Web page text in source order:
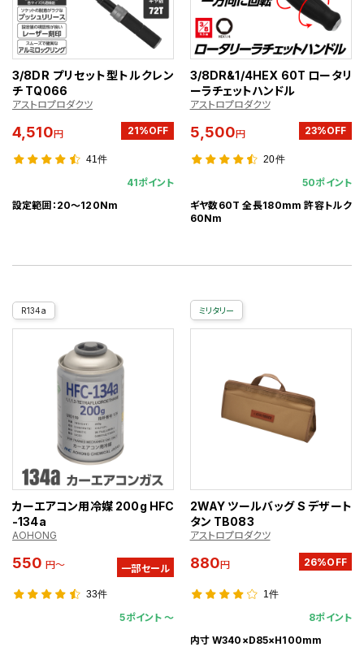
3/8DR プリセット型トルクレン
チ TQ066
アストロプロダクツ
4,510円 21%OFF
41件
41ポイント
設定範囲：20～120Nm
3/8DR&1/4HEX 60T ロータリ
ーラチェットハンドル
アストロプロダクツ
5,500円 23%OFF
20件
50ポイント
ギヤ数60T 全長180mm 許容トルク
60Nm
R134a
カーエアコン用冷媒 200g HFC
-134a
AOHONG
550 円～ 一部セール
33件
5ポイント 〜
ミリタリー
2WAY ツールバッグ S デザート
タン TB083
アストロプロダクツ
880円 26%OFF
1件
8ポイント
内寸 W340×D85×H100mm